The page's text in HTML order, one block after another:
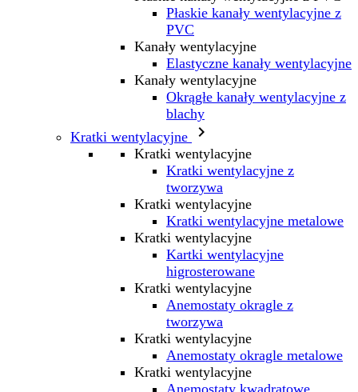
Płaskie kanały wentylacyjne z
PVC
Kanały wentylacyjne
Elastyczne kanały wentylacyjne
Kanały wentylacyjne
Okrągłe kanały wentylacyjne z
blachy
Kratki wentylacyjne

Kratki wentylacyjne
Kratki wentylacyjne z
tworzywa
Kratki wentylacyjne
Kratki wentylacyjne metalowe
Kratki wentylacyjne
Kartki wentylacyjne
higrosterowane
Kratki wentylacyjne
Anemostaty okragle z
tworzywa
Kratki wentylacyjne
Anemostaty okragle metalowe
Kratki wentylacyjne